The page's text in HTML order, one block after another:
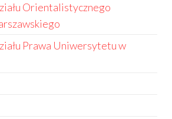
Orientalistycznego
Prawa Uniwersytetu w